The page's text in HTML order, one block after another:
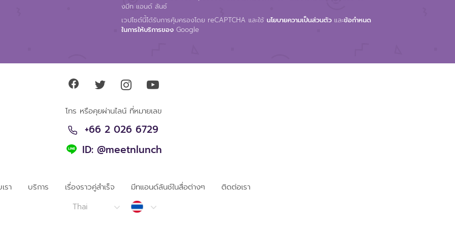
งมีท แอนด์ ลันช์
เวปไซต์นี้ได้รับการคุ้มครองโดย reCAPTCHA และใช้ นโยบายความเป็นส่วนตัว และข้อกำหนด
ในการให้บริการของ Google
โทร หรือคุยผ่านไลน์ ที่หมายเลข
+66 2 026 6729
ID: @meetnlunch
รา บริการ เรื่องราวคู่สำเร็จ มีทแอนด์ลันช์ในสื่อต่างๆ
ติดต่อเรา
Thai
Thailand